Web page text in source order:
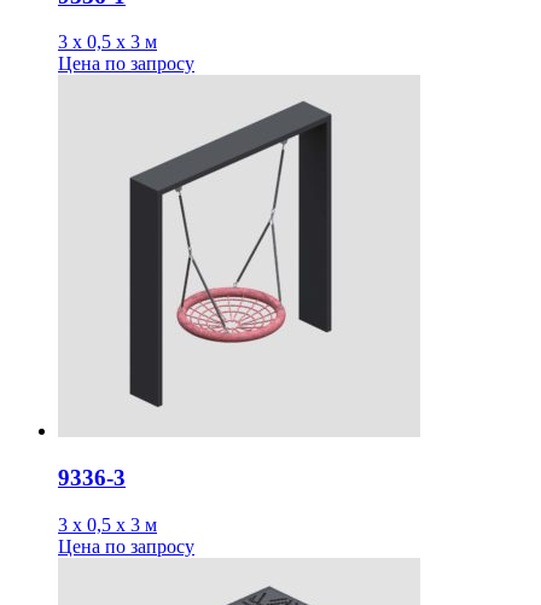
3 х 0,5 х 3 м
Цена по запросу
9336-3
3 х 0,5 х 3 м
Цена по запросу